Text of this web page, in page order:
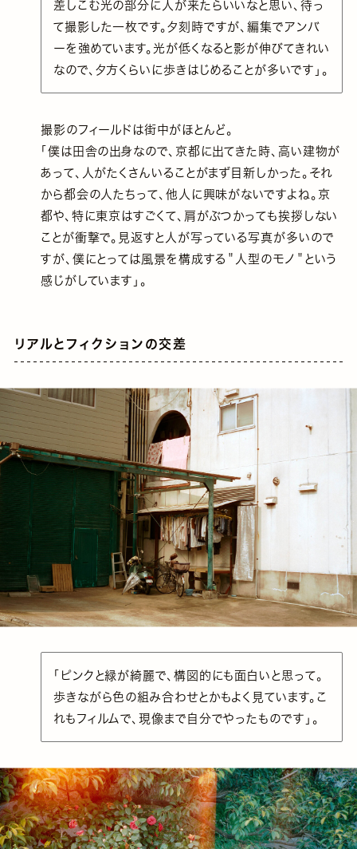
差しこむ光の部分に人が来たらいいなと思い、待っ
て撮影した一枚です。夕刻時ですが、編集でアンバ
ーを強めています。光が低くなると影が伸びてきれい
なので、夕方くらいに歩きはじめることが多いです」。
撮影のフィールドは街中がほとんど。
「僕は田舎の出身なので、京都に出てきた時、高い建物が
あって、人がたくさんいることがまず目新しかった。それ
から都会の人たちって、他人に興味がないですよね。京
都や、特に東京はすごくて、肩がぶつかっても挨拶しない
ことが衝撃で。見返すと人が写っている写真が多いので
すが、僕にとっては風景を構成する＂人型のモノ＂という
感じがしています」。
リアルとフィクションの交差
「ピンクと緑が綺麗で、構図的にも面白いと思って。
歩きながら色の組み合わせとかもよく見ています。こ
れもフィルムで、現像まで自分でやったものです」。